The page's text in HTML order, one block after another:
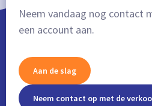
Neem vandaag nog contact
een account aan.
Aan de slag
Neem contact op met de